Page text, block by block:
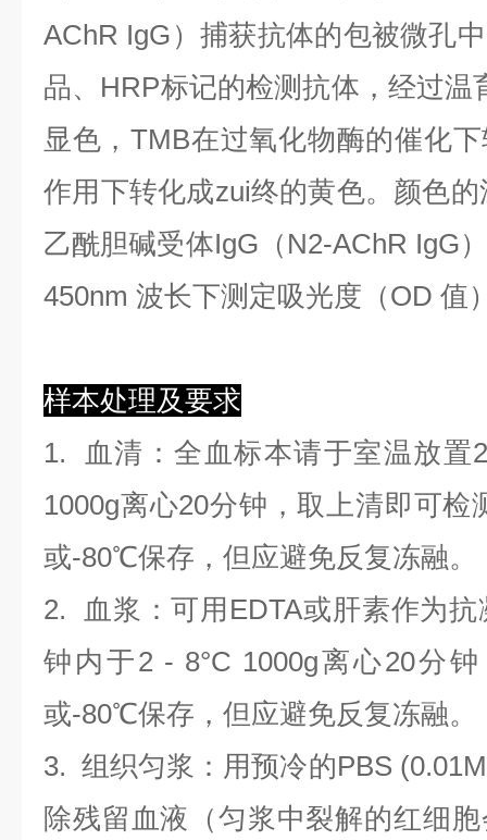
AChR IgG）捕获抗体的包被微孔
品、HRP标记的检测抗体，经过温
显色，TMB在过氧化物酶的催化
作用下转化成zui终的黄色。颜色
乙酰胆碱受体IgG（N2-AChR IgG
450nm 波长下测定吸光度（OD 值
样本处理及要求
1.
血清 ：全血标本请于室温放
1000g离心20分钟，取上清即可
或-80℃保存，但应避免反复冻融。
2.
血浆 ：可用EDTA或肝素作为
钟内于2 - 8°C 1000g离心20分
或-80℃保存，但应避免反复冻融。
3.组织匀浆 ：用预冷的PBS
除残留血液（匀浆中裂解的红细